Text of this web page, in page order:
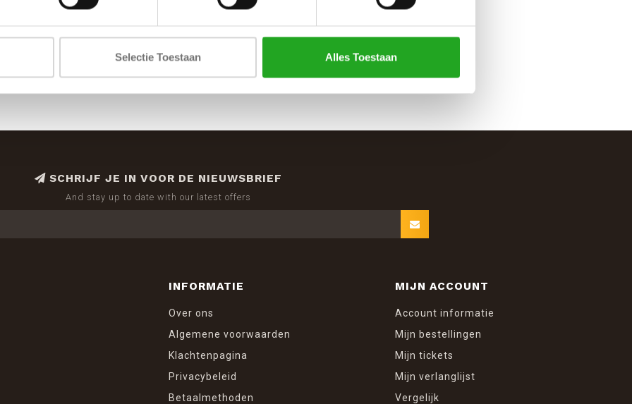
Selectie Toestaan Alles Toestaan
SCHRIJF JE IN VOOR DE NIEUWSBRIEF
And stay up to date with our latest offers
INFORMATIE
Over ons
Algemene voorwaarden
Klachtenpagina
Privacybeleid
Betaalmethoden
MIJN ACCOUNT
Account informatie
Mijn bestellingen
Mijn tickets
Mijn verlanglijst
Vergelijk